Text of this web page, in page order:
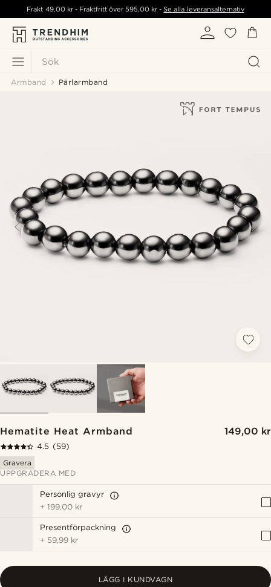
Sök
Frakt 49,00 kr- Fraktfritt över595,00 kr -Se alla leveransalternativ
Armband Pärlarmband
Hematite Heat Armband 149,00 kr
4.5 (59)
Gravera
UPPGRADERA MED
Personlig gravyr
+199,00 kr
Presentförpackning
+ 59,99 kr
LÄGG I KUNDVAGN